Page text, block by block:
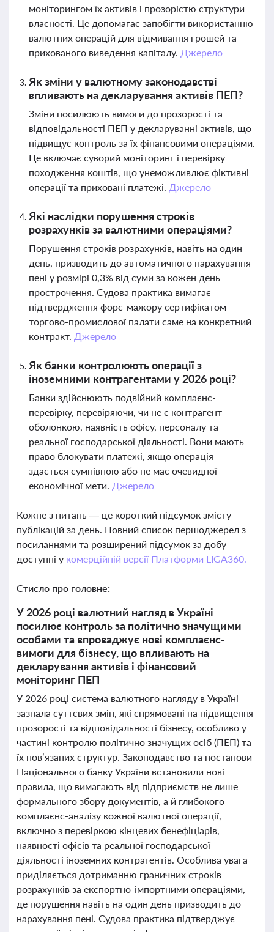
моніторингом їх активів і прозорістю структури
власності. Це допомагає запобігти використанню
валютних операцій для відмивання грошей та
прихованого виведення капіталу. Джерело
Як зміни у валютному законодавстві
впливають на декларування активів ПЕП?
Зміни посилюють вимоги до прозорості та
відповідальності ПЕП у декларуванні активів, що
підвищує контроль за їх фінансовими операціями.
Це включає суворий моніторинг і перевірку
походження коштів, що унеможливлює фіктивні
операції та приховані платежі. Джерело
Які наслідки порушення строків
розрахунків за валютними операціями?
Порушення строків розрахунків, навіть на один
день, призводить до автоматичного нарахування
пені у розмірі 0,3% від суми за кожен день
прострочення. Судова практика вимагає
підтвердження форс-мажору сертифікатом
торгово-промислової палати саме на конкретний
контракт. Джерело
Як банки контролюють операції з
іноземними контрагентами у 2026 році?
Банки здійснюють подвійний комплаєнс-
перевірку, перевіряючи, чи не є контрагент
оболонкою, наявність офісу, персоналу та
реальної господарської діяльності. Вони мають
право блокувати платежі, якщо операція
здається сумнівною або не має очевидної
економічної мети. Джерело
Кожне з питань — це короткий підсумок змісту
публікацій за день. Повний список першоджерел з
посиланнями та розширений підсумок за добу
доступні у комерційній версії Платформи LIGA360.
Стисло про головне:
У 2026 році валютний нагляд в Україні
посилює контроль за політично значущими
особами та впроваджує нові комплаєнс-
вимоги для бізнесу, що впливають на
декларування активів і фінансовий
моніторинг ПЕП
У 2026 році система валютного нагляду в Україні
зазнала суттєвих змін, які спрямовані на підвищення
прозорості та відповідальності бізнесу, особливо у
частині контролю політично значущих осіб (ПЕП) та
їх пов’язаних структур. Законодавство та постанови
Національного банку України встановили нові
правила, що вимагають від підприємств не лише
формального збору документів, а й глибокого
комплаєнс-аналізу кожної валютної операції,
включно з перевіркою кінцевих бенефіціарів,
наявності офісів та реальної господарської
діяльності іноземних контрагентів. Особлива увага
приділяється дотриманню граничних строків
розрахунків за експортно-імпортними операціями,
де порушення навіть на один день призводить до
нарахування пені. Судова практика підтверджує